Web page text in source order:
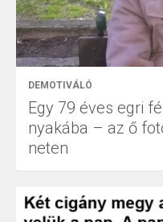
DEMOTIVÁLÓ
Egy 79 éves egri
nyakába – az ő
neten